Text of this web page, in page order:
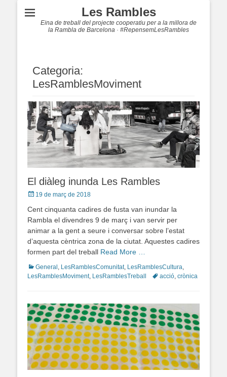
Les Rambles
Eina de treball del projecte cooperatiu per a la millora de
la Rambla de Barcelona · #RepensemLesRambles
Categoria:
LesRamblesMoviment
El diàleg inunda Les Rambles
Posted
19 de març de 2018
Cent cinquanta cadires de fusta van inundar la
Rambla el divendres 9 de març i van servir per
animar a la gent a seure i conversar sobre l’estat
d’aquesta cèntrica zona de la ciutat. Aquestes cadires
formen part del treball Read More …
Categories
General LesRamblesComunitat, LesRamblesCultura
LesRamblesMoviment, LesRamblesTreball Tagsacció crònica